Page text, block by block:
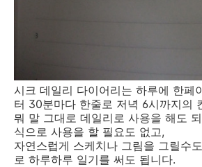
시크 데일리 다이어리는 하루에 한페
터 30분마다 한줄로 저녁 6시까지의
뭐 말 그대로 데일리로 사용을 해도
식으로 사용을 할 필요도 없고,
자연스럽게 스케치나 그림을 그릴수
로 하루하루 일기를 써도 됩니다.